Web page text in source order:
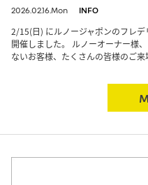
2026.02.16.Mon INFO
2/15(日) にルノージャポンのフレ
開催しました。 ルノーオーナー様
ないお客様、たくさんの皆様のご